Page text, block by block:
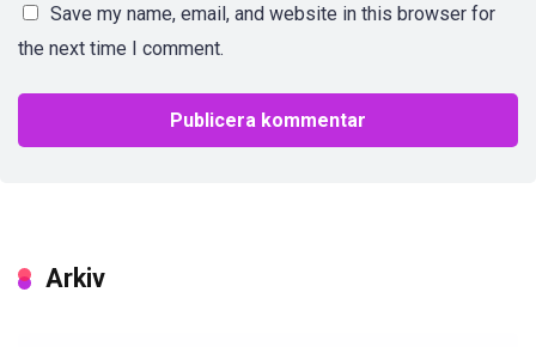
Save my name, email, and website in this browser for
the next time I comment.
Arkiv